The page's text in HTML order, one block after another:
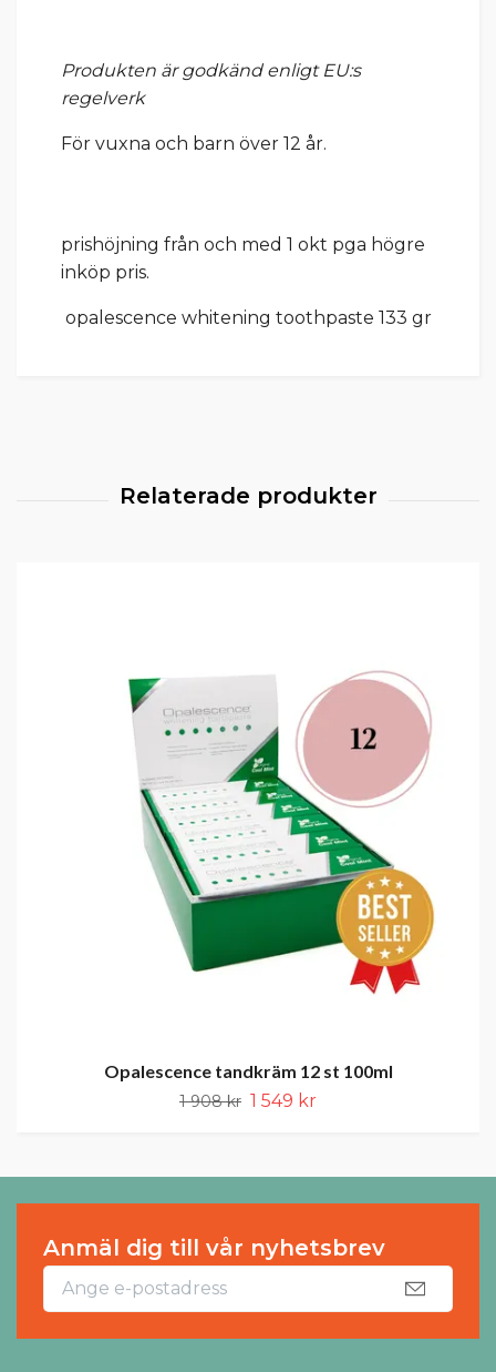
Produkten är godkänd enligt EU:s
regelverk
För vuxna och barn över 12 år.
prishöjning från och med 1 okt pga högre
inköp pris.
opalescence whitening toothpaste 133 gr
Opalescence tandkräm 12 st 100ml
1 908 kr 1 549 kr
Anmäl dig till vår nyhetsbrev